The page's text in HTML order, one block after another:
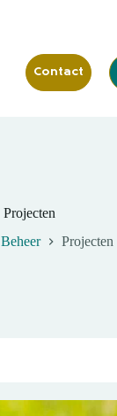
Contact
Projecten
Beheer Projecten